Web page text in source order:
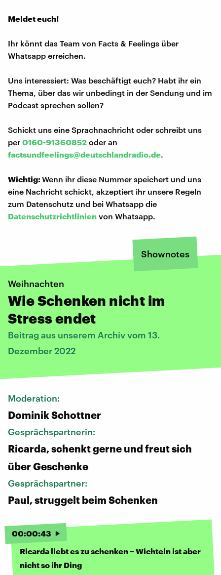
Meldet euch!
Ihr könnt das Team von Facts & Feelings über
Whatsapp erreichen.
Uns interessiert: Was beschäftigt euch? Habt ihr ein
Thema, über das wir unbedingt in der Sendung und im
Podcast sprechen sollen?
Schickt uns eine Sprachnachricht oder schreibt uns
per 0160-91360852 oder an
factsundfeelings@deutschlandradio.de.
Wichtig:Wenn ihr diese Nummer speichert und uns
eine Nachricht schickt, akzeptiert ihr unsere Regeln
zum Datenschutz und bei Whatsapp die
Datenschutzrichtlinien von Whatsapp.
Shownotes
Weihnachten
Wie Schenken nicht im
Stress endet
Beitrag aus unserem Archiv vom 13.
Dezember 2022
Moderation:
Dominik Schottner
Gesprächspartnerin:
Ricarda, schenkt gerne und freut sich
über Geschenke
Gesprächspartner:
Paul, struggelt beim Schenken
00:00:43
Ricarda liebt es zu schenken – Wichteln ist aber
nicht so ihr Ding